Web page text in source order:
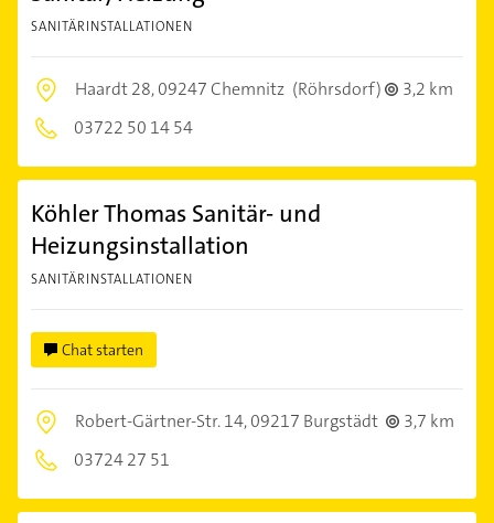
SANITÄRINSTALLATIONEN
Haardt 28,09247 Chemnitz (Röhrsdorf)
3,2 km
03722 50 14 54
Köhler Thomas Sanitär- und
Heizungsinstallation
SANITÄRINSTALLATIONEN
Chat starten
Robert-Gärtner-Str. 14,09217 Burgstädt
3,7 km
03724 27 51